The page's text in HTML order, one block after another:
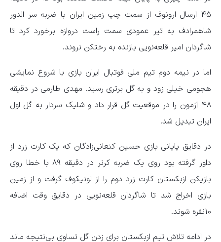
۴۵ ارسال ارونوف از سمت چپ زمین ایران با ضربه سر الدور
شاهمرادف به تیر عمودی سمت راست دروازه برخورد کرد تا
شاگردان امیر قلعه‌نویی بازنده به رختکن نروند.
اما در نیمه دوم تیم ملی فوتبال ایران بازی با شروع نمایشی
هجومی خیلی زود و به گل برتری رسید. مهدی طارمی در دقیقه
۴۸ آزمون را در موقعیت گل قرار داد و شلیک سردار به گل اول
ایران تبدیل شد.
در دقایق پایانی بازی حسین کنعانی‌زادگان که یک کارت زرد از
داور گرفته بود روی یک ضربه کرنر در دقیقه ۸۹ با خطا روی
بازیکن ازبکستان کارت زرد دوم را از لونیکوف گرفت و از زمین
بازی اخراج شد تا شاگردان قلعه‌نویی در دقایق وقت اضافه
۱۰نفره شوند.
در ادامه تلاش تیم ازبکستان برای زدن گل تساوی بی‌نتیجه ماند